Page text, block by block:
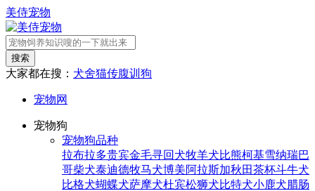
美侍宠物
搜索
大家都在搜： 犬舍猫传腹训狗
宠物网
宠物狗
宠物狗品种
拉布拉多贵宾金毛寻回犬牧羊犬比熊柯基雪纳瑞巴
哥柴犬泰迪德牧马犬博美阿拉斯加秋田茶杯斗牛犬
比格犬蝴蝶犬萨摩犬杜宾松狮犬比特犬小鹿犬腊肠